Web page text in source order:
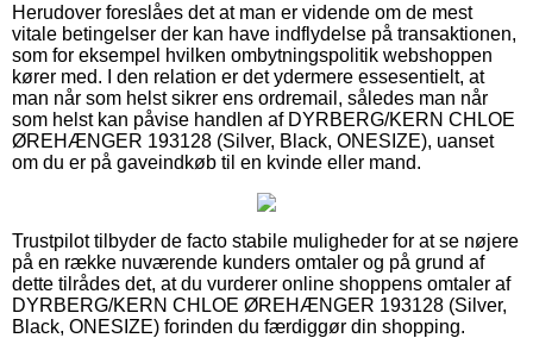
Herudover foreslåes det at man er vidende om de mest
vitale betingelser der kan have indflydelse på transaktionen,
som for eksempel hvilken ombytningspolitik webshoppen
kører med. I den relation er det ydermere essesentielt, at
man når som helst sikrer ens ordremail, således man når
som helst kan påvise handlen af DYRBERG/KERN CHLOE
ØREHÆNGER 193128 (Silver, Black, ONESIZE), uanset
om du er på gaveindkøb til en kvinde eller mand.
Trustpilot tilbyder de facto stabile muligheder for at se nøjere
på en række nuværende kunders omtaler og på grund af
dette tilrådes det, at du vurderer online shoppens omtaler af
DYRBERG/KERN CHLOE ØREHÆNGER 193128 (Silver,
Black, ONESIZE) forinden du færdiggør din shopping.